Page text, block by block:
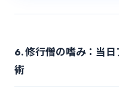
6. 修行僧の嗜み：当
術